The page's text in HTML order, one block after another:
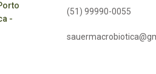
-
(51) 99990-0055